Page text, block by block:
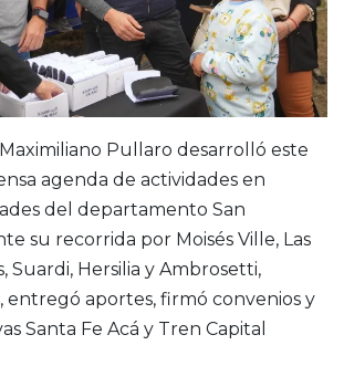
Pullaro desarrolló este
agenda de actividades en
del departamento San
su recorrida por Moisés Ville, Las
Suardi, Hersilia y Ambrosetti,
entregó aportes, firmó convenios y
Santa Fe Acá y Tren Capital